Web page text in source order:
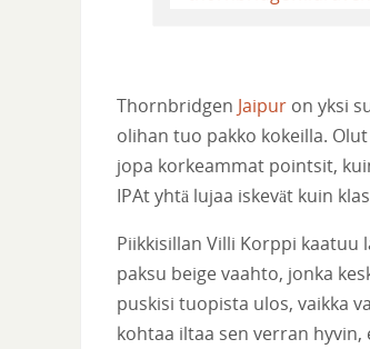
Thornbridgen Jaipur on yksi
olihan tuo pakko kokeilla.
jopa korkeammat pointsit,
IPAt yhtä lujaa iskevät kuin
Piikkisillan Villi Korppi kaatuu
paksu beige vaahto, jonka
puskisi tuopista ulos, vaikka
kohtaa iltaa sen verran